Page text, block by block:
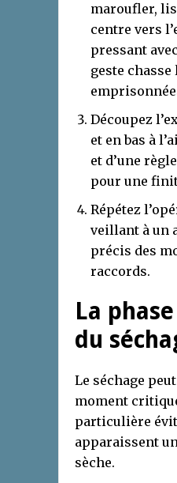
maroufler,
centre vers
pressant
geste chasse
Découpez
et en bas à
et d’une
pour une
Répétez
veillant à un
précis des
raccords.
La
du
Le séchage
moment
particulière
apparaissent
sèche.